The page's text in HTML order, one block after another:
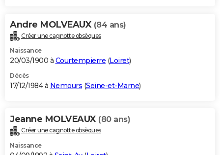
Andre MOLVEAUX (84 ans)
Créer une cagnotte obsèques
Naissance
20/03/1900 à Courtempierre (Loiret)
Décès
17/12/1984 à Nemours (Seine-et-Marne)
Jeanne MOLVEAUX (80 ans)
Créer une cagnotte obsèques
Naissance